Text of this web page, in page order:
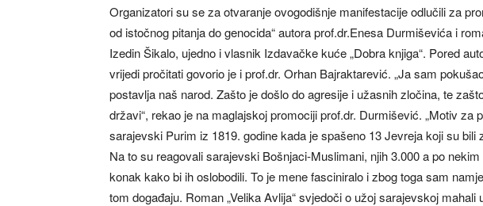
Organizatori su se za otvaranje ovogodišnje manifestacije odlučili za
od istočnog pitanja do genocida“ autora prof.dr.Enesa Durmiševića i
Izedin Šikalo, ujedno i vlasnik Izdavačke kuće „Dobra knjiga“. Pored
vrijedi pročitati govorio je i prof.dr. Orhan Bajraktarević. „Ja sam
postavlja naš narod. Zašto je došlo do agresije i užasnih zločina, te
državi“, rekao je na maglajskoj promociji prof.dr. Durmišević. „Motiv za
sarajevski Purim iz 1819. godine kada je spašeno 13 Jevreja koji su bili
Na to su reagovali sarajevski Bošnjaci-Muslimani, njih 3.000 a po
konak kako bi ih oslobodili. To je mene fasciniralo i zbog toga sam
tom događaju. Roman „Velika Avlija“ svjedoči o užoj sarajevskoj